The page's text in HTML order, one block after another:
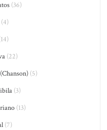
(36)
(22)
(5)
(3)
(13)
(7)